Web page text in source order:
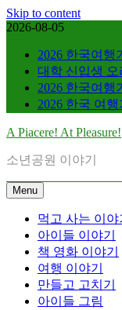
Skip to content
2026-08-05
2026 한국여행
대학 신입생
2026 한국여행
2026 한국 여
A Piacere! At Pleasure!
소년공원 이야기
Menu
먹고 사는 이야
아이들 이야기
책 영화 이야기
여행 이야기
만들고 고치기
아이들 그림